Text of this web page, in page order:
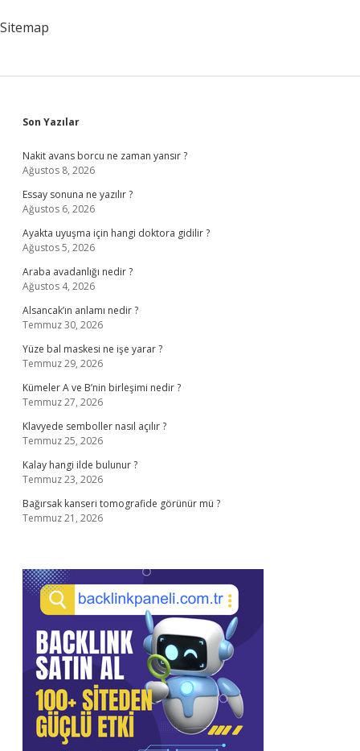
Sitemap
Sidebar
Son Yazılar
Nakit avans borcu ne zaman yansır ?
Ağustos 8, 2026
Essay sonuna ne yazılır ?
Ağustos 6, 2026
Ayakta uyuşma için hangi doktora gidilir ?
Ağustos 5, 2026
Araba avadanlığı nedir ?
Ağustos 4, 2026
Alsancak’ın anlamı nedir ?
Temmuz 30, 2026
Yüze bal maskesi ne işe yarar ?
Temmuz 29, 2026
Kümeler A ve B’nin birleşimi nedir ?
Temmuz 27, 2026
Klavyede semboller nasıl açılır ?
Temmuz 25, 2026
Kalay hangi ilde bulunur ?
Temmuz 23, 2026
Bağırsak kanseri tomografide görünür mü ?
Temmuz 21, 2026